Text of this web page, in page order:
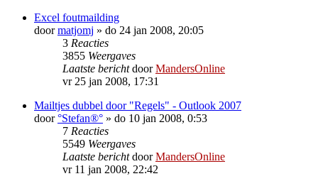
Excel foutmailding
doormatjomj » do 24 jan 2008, 20:05
3 Reacties
3855 Weergaves
Laatste berichtdoorMandersOnline
vr 25 jan 2008, 17:31
Mailtjes dubbel door "Regels" - Outlook 2007
door°Stefan®° » do 10 jan 2008, 0:53
7 Reacties
5549 Weergaves
Laatste berichtdoorMandersOnline
vr 11 jan 2008, 22:42